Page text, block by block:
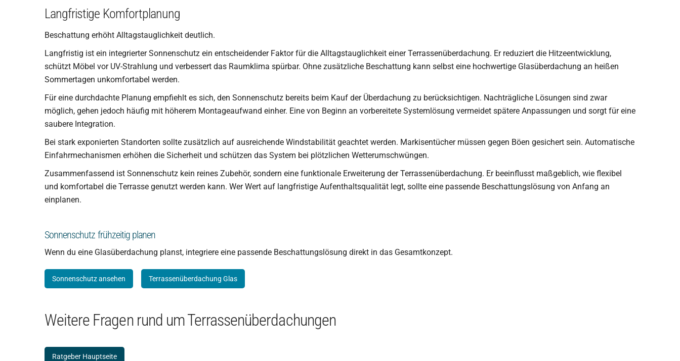
Langfristige Komfortplanung
Beschattung erhöht Alltagstauglichkeit deutlich.
Langfristig ist ein integrierter Sonnenschutz ein entscheidender Faktor für die Alltagstauglichkeit einer Terrassenüberdachung. Er reduziert die Hitzeentwicklung,
schützt Möbel vor UV-Strahlung und verbessert das Raumklima spürbar. Ohne zusätzliche Beschattung kann selbst eine hochwertige Glasüberdachung an heißen
Sommertagen unkomfortabel werden.
Für eine durchdachte Planung empfiehlt es sich, den Sonnenschutz bereits beim Kauf der Überdachung zu berücksichtigen. Nachträgliche Lösungen sind zwar
möglich, gehen jedoch häufig mit höherem Montageaufwand einher. Eine von Beginn an vorbereitete Systemlösung vermeidet spätere Anpassungen und sorgt für eine
saubere Integration.
Bei stark exponierten Standorten sollte zusätzlich auf ausreichende Windstabilität geachtet werden. Markisentücher müssen gegen Böen gesichert sein. Automatische
Einfahrmechanismen erhöhen die Sicherheit und schützen das System bei plötzlichen Wetterumschwüngen.
Zusammenfassend ist Sonnenschutz kein reines Zubehör, sondern eine funktionale Erweiterung der Terrassenüberdachung. Er beeinflusst maßgeblich, wie flexibel
und komfortabel die Terrasse genutzt werden kann. Wer Wert auf langfristige Aufenthaltsqualität legt, sollte eine passende Beschattungslösung von Anfang an
einplanen.
Sonnenschutz frühzeitig planen
Wenn du eine Glasüberdachung planst, integriere eine passende Beschattungslösung direkt in das Gesamtkonzept.
Sonnenschutz ansehen Terrassenüberdachung Glas
Weitere Fragen rund um Terrassenüberdachungen
Ratgeber Hauptseite